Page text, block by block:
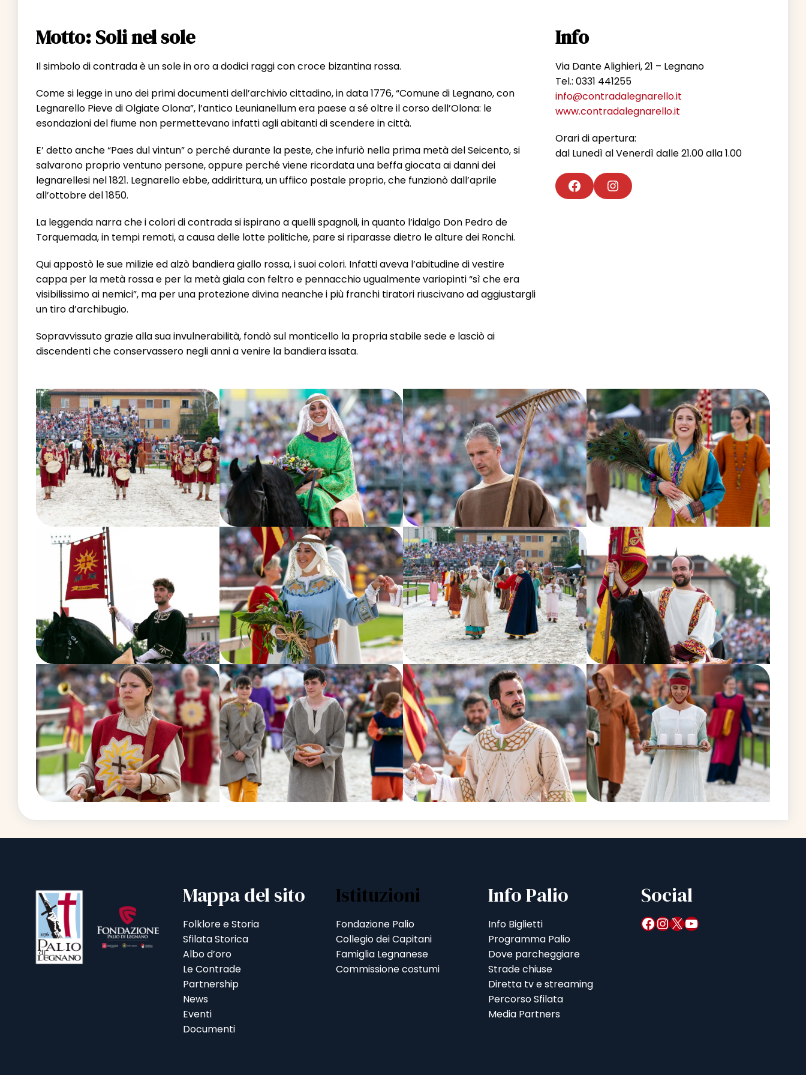
Motto: Soli nel sole
Il simbolo di contrada è un sole in oro a dodici raggi con croce bizantina rossa.
Come si legge in uno dei primi documenti dell’archivio cittadino, in data 1776, “Comune di Legnano, con
Legnarello Pieve di Olgiate Olona”, l’antico Leunianellum era paese a sé oltre il corso dell’Olona: le
esondazioni del fiume non permettevano infatti agli abitanti di scendere in città.
E’ detto anche “Paes dul vintun” o perché durante la peste, che infuriò nella prima metà del Seicento, si
salvarono proprio ventuno persone, oppure perché viene ricordata una beffa giocata ai danni dei
legnarellesi nel 1821. Legnarello ebbe, addirittura, un uffiico postale proprio, che funzionò dall’aprile
all’ottobre del 1850.
La leggenda narra che i colori di contrada si ispirano a quelli spagnoli, in quanto l’idalgo Don Pedro de
Torquemada, in tempi remoti, a causa delle lotte politiche, pare si riparasse dietro le alture dei Ronchi.
Qui appostò le sue milizie ed alzò bandiera giallo rossa, i suoi colori. Infatti aveva l’abitudine di vestire
cappa per la metà rossa e per la metà giala con feltro e pennacchio ugualmente variopinti “sì che era
visibilissimo ai nemici”, ma per una protezione divina neanche i più franchi tiratori riuscivano ad aggiustargli
un tiro d’archibugio.
Sopravvissuto grazie alla sua invulnerabilità, fondò sul monticello la propria stabile sede e lasciò ai
discendenti che conservassero negli anni a venire la bandiera issata.
Info
Via Dante Alighieri, 21 – Legnano
Tel.: 0331 441255
info@contradalegnarello.it
www.contradalegnarello.it
Orari di apertura:
dal Lunedì al Venerdì dalle 21.00 alla 1.00
Facebook Instagram
Mappa del sito
Folklore e Storia
Sfilata Storica
Albo d’oro
Le Contrade
Partnership
News
Eventi
Documenti
Istituzioni
Fondazione Palio
Collegio dei Capitani
Famiglia Legnanese
Commissione costumi
Info Palio
Info Biglietti
Programma Palio
Dove parcheggiare
Strade chiuse
Diretta tv e streaming
Percorso Sfilata
Media Partners
Social
Facebook InstagramX YouTube